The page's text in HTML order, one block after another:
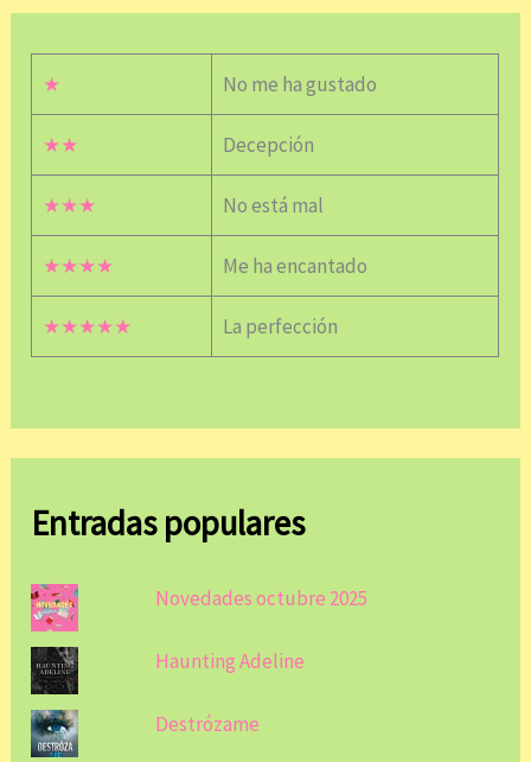
★ No me ha gustado
★★ Decepción
★★★ No está mal
★★★★ Me ha encantado
★★★★★ La perfección
Entradas populares
Novedades octubre 2025
Haunting Adeline
Destrózame